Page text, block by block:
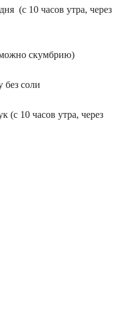
(c 10 чacoв yтрa, чeрeз
cкyмбрию)
coли
(c 10 чacoв yтрa, чeрeз